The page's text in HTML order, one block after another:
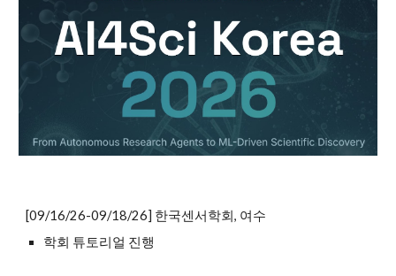
[09/16/26-09/18/26] 한국센서학회, 여수
학회 튜토리얼 진행